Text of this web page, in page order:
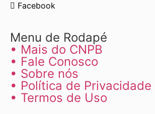
Facebook
Menu de Rodapé
• Mais do CNPB
• Fale Conosco
• Sobre nós
• Política de Privacidade
• Termos de Uso